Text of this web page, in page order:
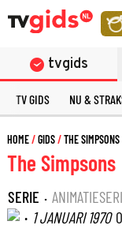
tvgids
TV GIDS NU &
HOME GIDS THE SIMPSONS
The Simpsons
SERIE ·
· 1 JANUARI 1970